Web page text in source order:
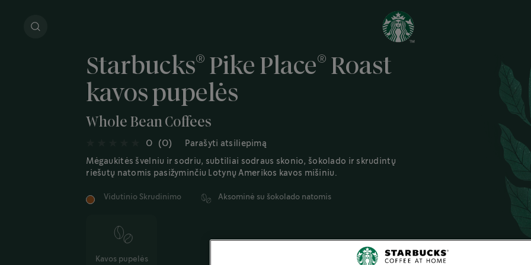
Starbucks® Pike Place® Roast
kavos pupelės
Whole Bean Coffees
0 (0) Parašyti atsiliepimą
Mėgaukitės švelniu ir sodriu, subtiliai sodraus skonio, šokolado ir skrudintų
riešutų natomis pasižyminčiu Lotynų Amerikos kavos mišiniu.
Vidutinio Skrudinimo Aksominė su šokolado natomis
Kavos pupelės